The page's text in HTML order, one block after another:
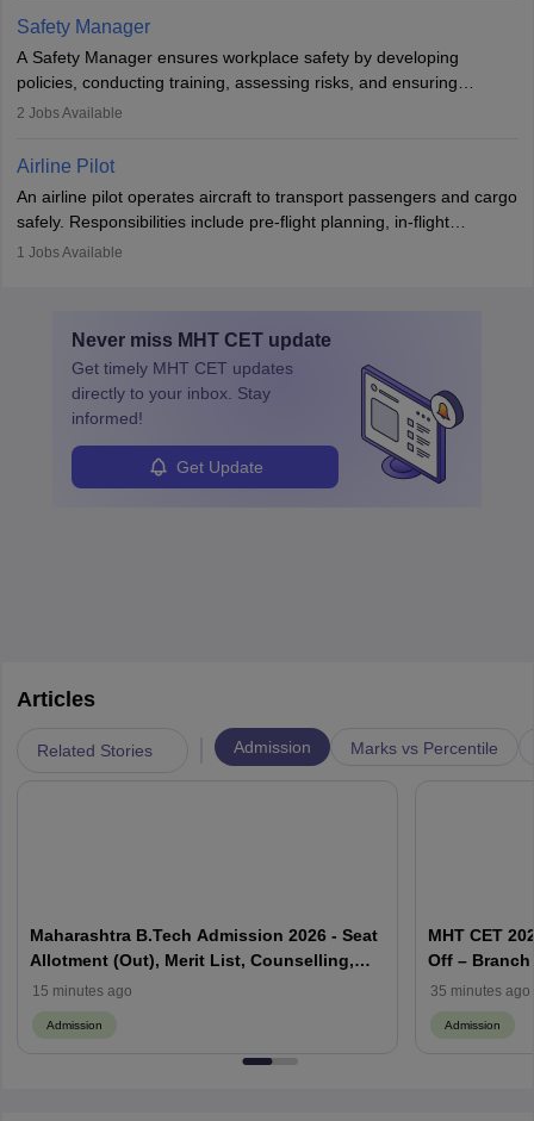
technological innovation to improve fuel efficiency and reduce
noise. Aeronautical engineers collaborate with teams in aerospace
companies, government agencies, or research institutions,
requiring strong skills in physics, mathematics, and engineering
principles.
Safety Manager
A Safety Manager ensures workplace safety by developing
policies, conducting training, assessing risks, and ensuring
regulatory compliance. They investigate incidents, manage
Working across industries like construction and healthcare, they
protect employees and maintain safe environments.
2 Jobs Available
Airline Pilot
An airline pilot operates aircraft to transport passengers and cargo
safely. Responsibilities include pre-flight planning, in-flight
operations, team collaboration, and post-flight duties. Pilots work
specialized training and adaptability.
1 Jobs Available
Never miss MHT CET update
Get timely MHT CET updates
directly to your inbox. Stay
informed!
Get Update
Articles
Related Stories Admission Marks vs Percentile
Maharashtra B.Tech Admission 2026 - Seat
Allotment (Out), Merit List, Counselling,
Cutoff, Process
15 minutes ago
Admission
MHT CET
Off –
35 minutes ago
Admission